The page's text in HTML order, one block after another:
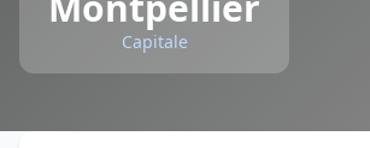
Capitale